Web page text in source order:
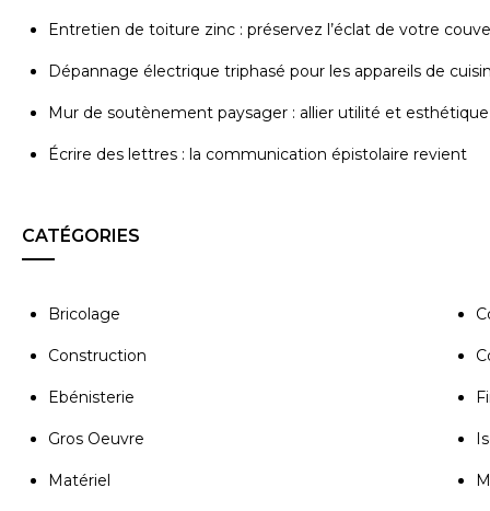
Entretien de toiture zinc : préservez l’éclat de votre
Dépannage électrique triphasé pour les appareils de
Mur de soutènement paysager : allier utilité et esthétique
Écrire des lettres : la communication épistolaire revient
CATÉGORIES
Bricolage
Construction
Ebénisterie
Gros Oeuvre
Matériel